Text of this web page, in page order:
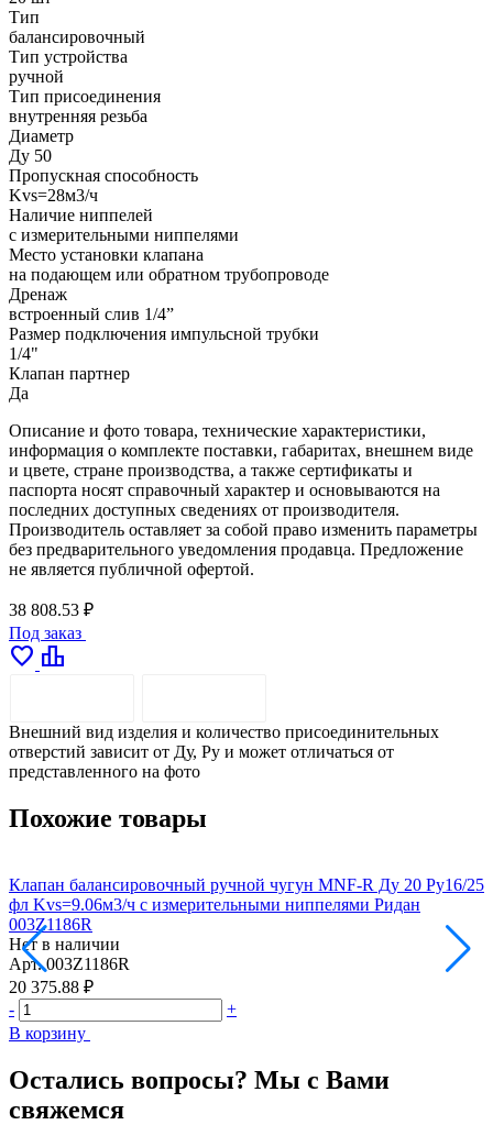
Тип
балансировочный
Тип устройства
ручной
Тип присоединения
внутренняя резьба
Диаметр
Ду 50
Пропускная способность
Kvs=28м3/ч
Наличие ниппелей
с измерительными ниппелями
Место установки клапана
на подающем или обратном трубопроводе
Дренаж
встроенный слив 1/4”
Размер подключения импульсной трубки
1/4"
Клапан партнер
Да
Описание и фото товара, технические характеристики,
информация о комплекте поставки, габаритах, внешнем виде
и цвете, стране производства, а также сертификаты и
паспорта носят справочный характер и основываются на
последних доступных сведениях от производителя.
Производитель оставляет за собой право изменить параметры
без предварительного уведомления продавца. Предложение
не является публичной офертой.
38 808.53 ₽
Под заказ
favorite leaderboard
Внешний вид изделия и количество присоединительных
отверстий зависит от Ду, Pу и может отличаться от
представленного на фото
Похожие товары
Клапан балансировочный ручной чугун MNF-R Ду 20 Ру16/25
фл Kvs=9.06м3/ч с измерительными ниппелями Ридан
003Z1186R
Нет в наличии
Арт. 003Z1186R
20 375.88 ₽
-
+
В корзину
Остались вопросы? Мы с Вами
свяжемся